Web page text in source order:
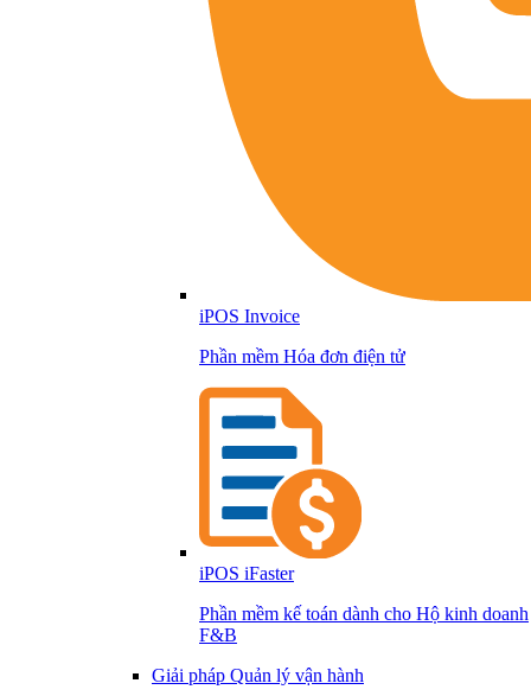
iPOS Invoice
Phần mềm Hóa đơn điện tử
iPOS iFaster
Phần mềm kế toán dành cho Hộ kinh doanh
F&B
Giải pháp Quản lý vận hành